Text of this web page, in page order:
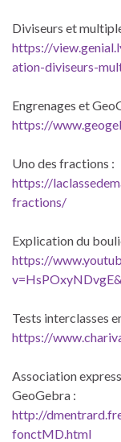
Diviseurs et
https://
ation-diviseurs-
Engrenages et
https://
Uno des fractions :
https://
fractions/
Explication du
https://
Tests interclasses
https://
Association
GeoGebra :
http://
fonctMD.html